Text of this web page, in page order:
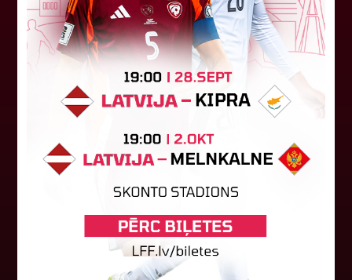
Latvijas tiesnešiem uztic darbu
UEFA Eiropas līgā
Latvijas tiesnešu brigāde apkalpos UEFA Eiropas
līgas kvalifikācijas spēli šovakar Dublinā starp
"Shamrock Rovers" un "Egnatia" komandām.
Andris Treimanis pildīs galvenā...